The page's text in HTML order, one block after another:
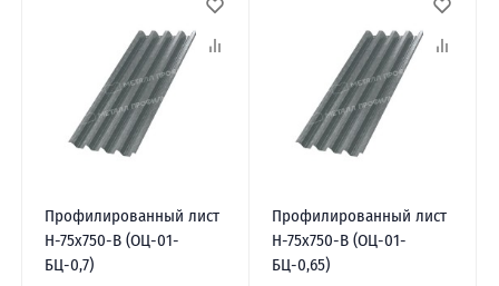
Профилированный лист
Н-75х750-B (ОЦ-01-
БЦ-0,7)
Профилированный лист
Н-75х750-B (ОЦ-01-
БЦ-0,65)